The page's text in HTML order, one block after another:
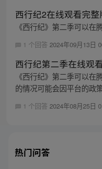
西行纪2在线观看完整
《西行纪》第二季可以在
1 个回答 2024年09月13日
西行纪第二季在线观
《西行纪》第二季可以在
的情况可能会因平台的政
1 个回答 2024年08月25日
热门问答